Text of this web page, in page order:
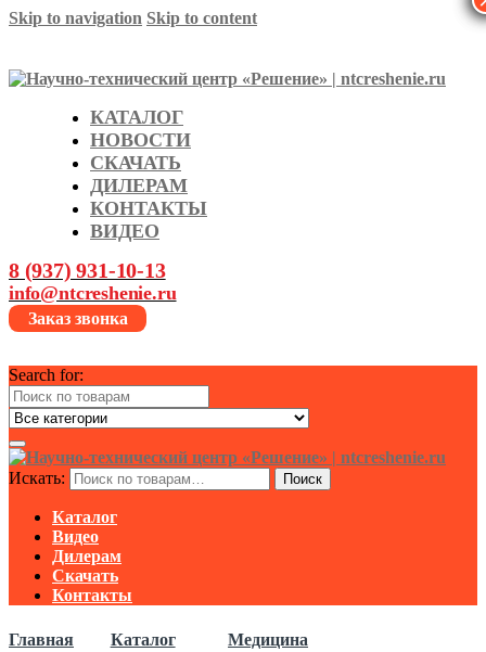
Skip to navigation Skip to content
КАТАЛОГ
НОВОСТИ
СКАЧАТЬ
ДИЛЕРАМ
КОНТАКТЫ
ВИДЕО
8 (937) 931-10-13
info@ntcreshenie.ru
Заказ звонка
Search for:
Искать: Поиск
Каталог
Видео
Дилерам
Скачать
Контакты
Главная Каталог
Медицина